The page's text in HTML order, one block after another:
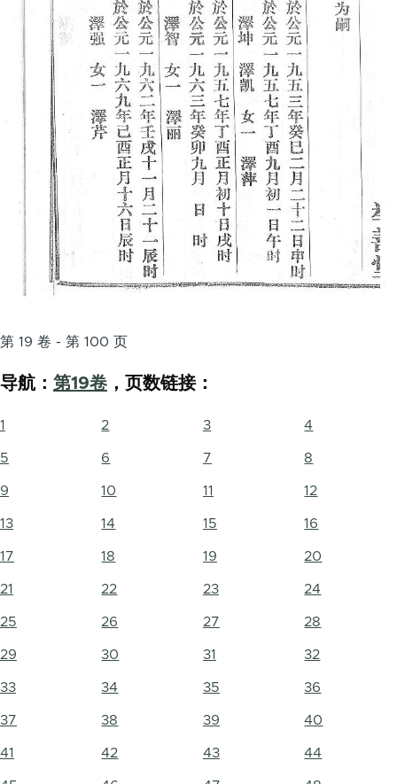
第 19 卷 - 第 100 页
导航： 第19卷 ，页数链接：
1 2 3 4
5 6 7 8
9 10 11 12
13 14 15 16
17 18 19 20
21 22 23 24
25 26 27 28
29 30 31 32
33 34 35 36
37 38 39 40
41 42 43 44